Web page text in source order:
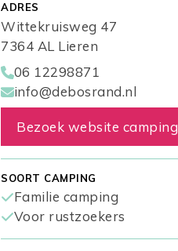
ADRES
Wittekruisweg 47
7364 AL Lieren
06 12298871
info@debosrand.nl
Bezoek website camping
SOORT CAMPING
Familie camping
Voor rustzoekers